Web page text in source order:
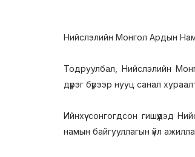
Нийслэлийн Монгол Ардын
Тодруулбал, Нийслэлийн
дүүрэг бүрээр нууц санал
Ийнхүү сонгогдсон гишүүдэд
намын байгууллагын үйл